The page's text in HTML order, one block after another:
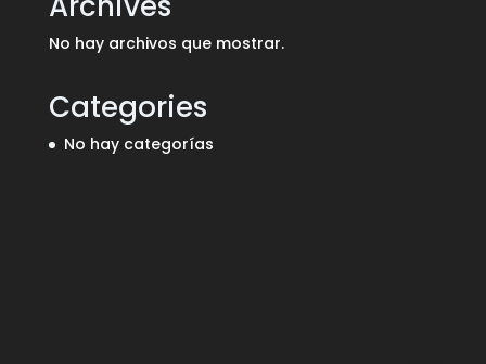
No hay archivos que mostrar.
Categories
No hay categorías